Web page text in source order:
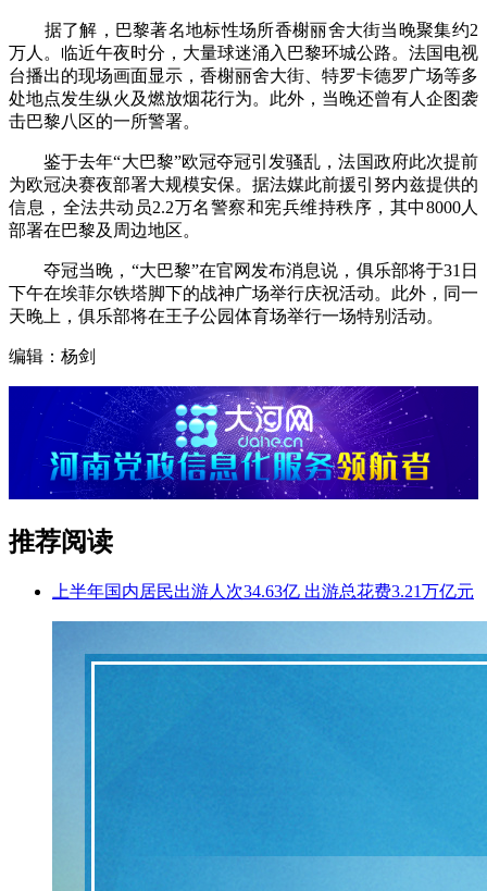
据了解，巴黎著名地标性场所香榭丽舍大街当晚聚集约2
万人。临近午夜时分，大量球迷涌入巴黎环城公路。法国电视
台播出的现场画面显示，香榭丽舍大街、特罗卡德罗广场等多
处地点发生纵火及燃放烟花行为。此外，当晚还曾有人企图袭
击巴黎八区的一所警署。
鉴于去年“大巴黎”欧冠夺冠引发骚乱，法国政府此次提前
为欧冠决赛夜部署大规模安保。据法媒此前援引努内兹提供的
信息，全法共动员2.2万名警察和宪兵维持秩序，其中8000人
部署在巴黎及周边地区。
夺冠当晚，“大巴黎”在官网发布消息说，俱乐部将于31日
下午在埃菲尔铁塔脚下的战神广场举行庆祝活动。此外，同一
天晚上，俱乐部将在王子公园体育场举行一场特别活动。
编辑：杨剑
推荐阅读
上半年国内居民出游人次34.63亿 出游总花费3.21万亿元